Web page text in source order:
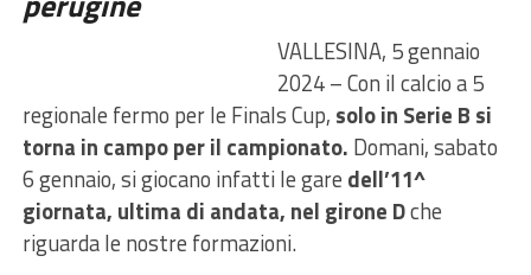
VALLESINA, 5 gennaio
2024 – Con il calcio a 5
regionale fermo per le Finals Cup, solo in Serie B si
torna in campo per il campionato. Domani, sabato
6 gennaio, si giocano infatti le gare dell’11^
giornata, ultima di andata, nel girone Dche
riguarda le nostre formazioni.